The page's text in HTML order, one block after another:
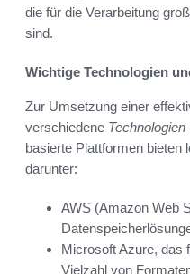
die für die Verarbeitung
sind.
Wichtige Technologien
Zur Umsetzung einer
verschiedene Technologien
basierte Plattformen bieten
darunter:
AWS (Amazon Web
Microsoft Azure, das
Vielzahl von